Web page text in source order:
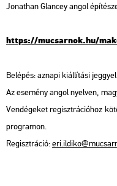
Jo­nat­han Glan­cey angol
https://​mu­csar­nok.​hu/​
Be­lé­pés: az­na­pi ki­ál­lí­tá­si jeggyel
Az ese­mény angol nyel­ven,
Ven­dé­ge­ket re­giszt­rá­ci­ó­hoz
prog­ra­mon.
Re­giszt­rá­ció: